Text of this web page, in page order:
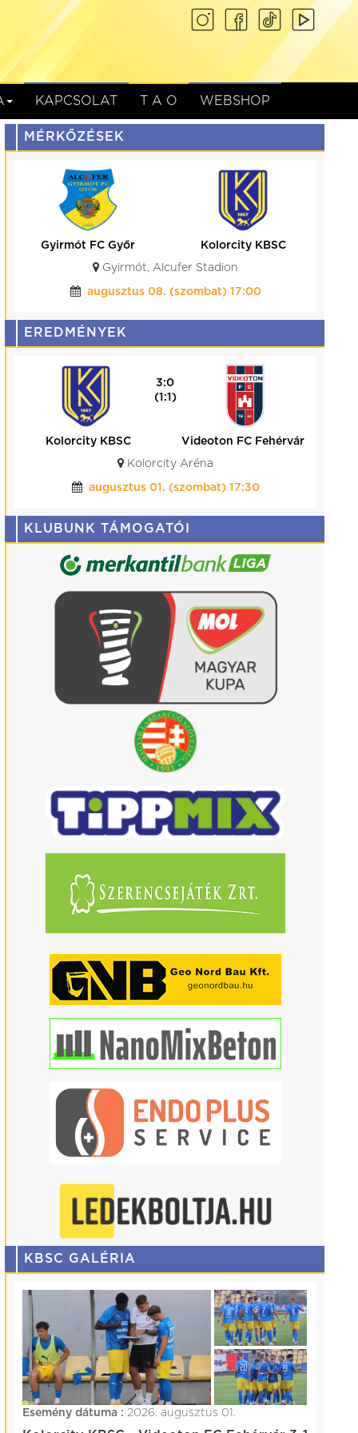
KAPCSOLAT T A O WEBSHOP
MÉRKŐZÉSEK
Kolorcity KBSC
HR-Rent Kozármisleny
Kazincbarcika, Kolorcity Aréna
augusztus 15. (szombat) 17:30
EREDMÉNYEK
0:0
(0:0)
BVSC-Zugló
Kolorcity KBSC
Budapest, BVSC Stadion
július 25. (szombat) 19:00
KLUBUNK TÁMOGATÓI
KBSC GALÉRIA
Esemény dátuma : 2026. augusztus 01.